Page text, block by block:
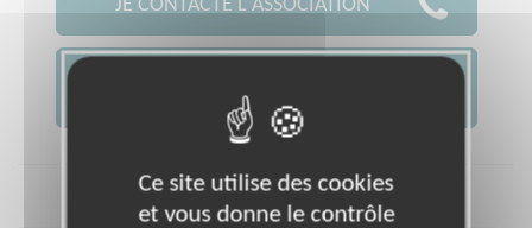
JE CONTACTE L'ASSOCIATION
AFM -...
Ce site utilise des cookies
et vous donne le contrôle